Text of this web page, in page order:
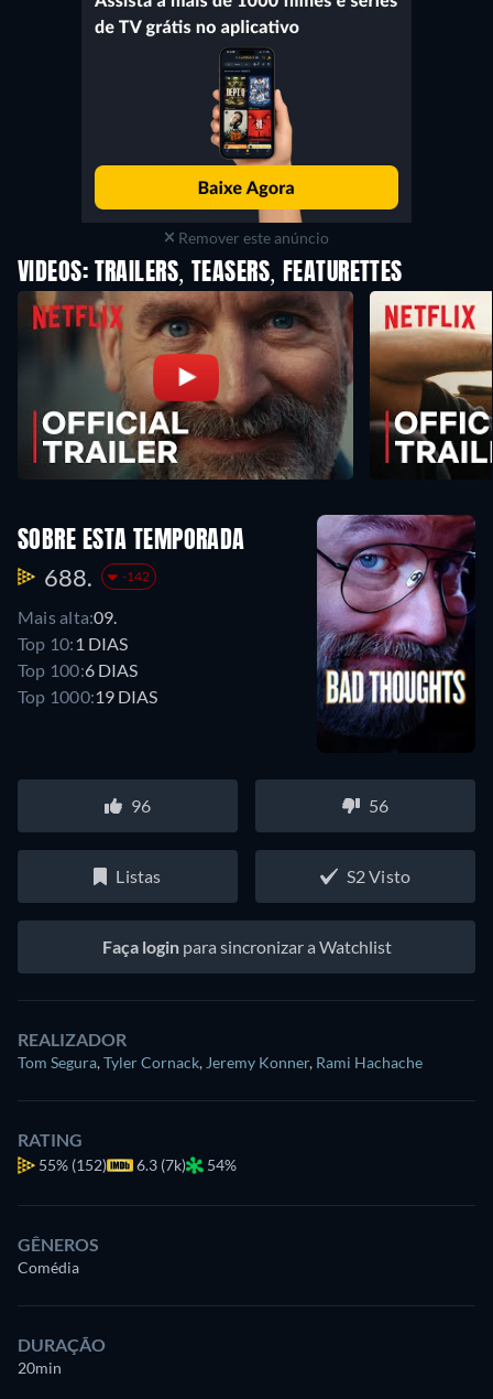
Remover este anúncio
VIDEOS: TRAILERS, TEASERS, FEATURETTES
SOBRE ESTA TEMPORADA
688. -142
Mais alta:09.
Top 10: 1 DIAS
Top 100:6 DIAS
Top 1000:19 DIAS
96 56
Listas S2 Visto
Faça loginpara sincronizar a Watchlist
REALIZADOR
Tom Segura,Tyler Cornack, Jeremy Konner, Rami Hachache
RATING
55% (152) 6.3 (7k) 54%
GÊNEROS
Comédia
DURAÇÃO
20min